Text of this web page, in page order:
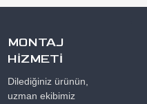
MONTAJ
HİZMETİ
Dilediğiniz ürünün,
uzman ekibimiz